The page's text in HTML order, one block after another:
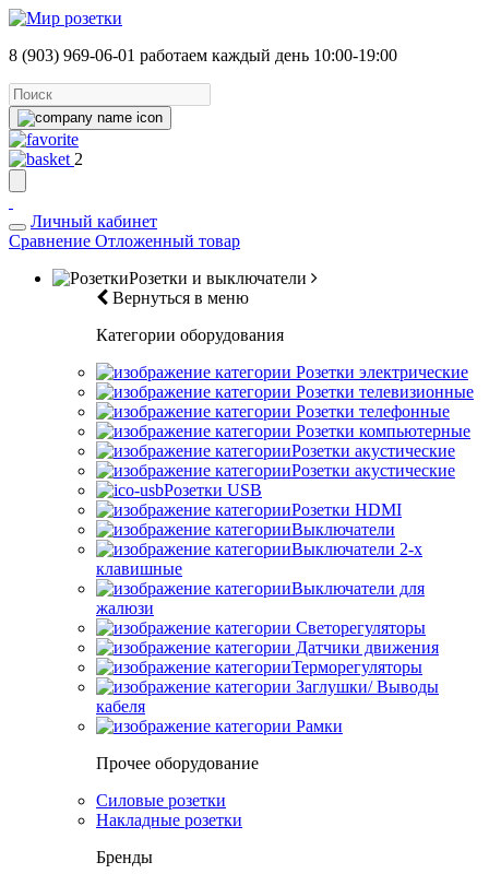
8 (903) 969-06-01 работаем каждый день 10:00-19:00
2
Личный кабинет
Сравнение Отложенный товар
Розетки и выключатели
Вернуться в меню
Категории оборудования
Розетки электрические
Розетки телевизионные
Розетки телефонные
Розетки компьютерные
Розетки акустические
Розетки акустические
Розетки USB
Розетки HDMI
Выключатели
Выключатели 2-х
клавишные
Выключатели для
жалюзи
Светорегуляторы
Датчики движения
Терморегуляторы
Заглушки/ Выводы
кабеля
Рамки
Прочее оборудование
Силовые розетки
Накладные розетки
Бренды